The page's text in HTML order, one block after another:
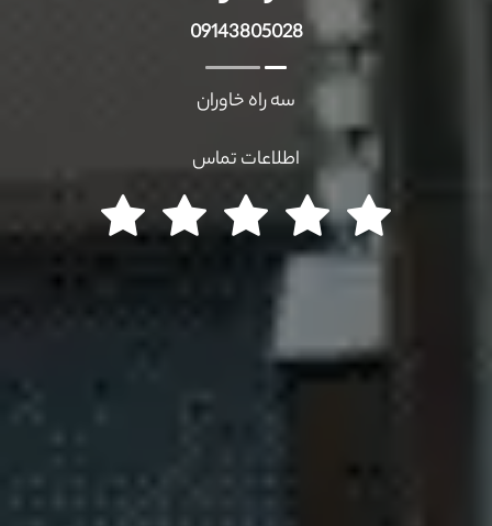
09143805028
سه راه خاوران
اطلاعات تماس